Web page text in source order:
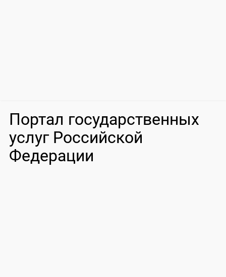
Портал государственных
услуг Российской
Федерации